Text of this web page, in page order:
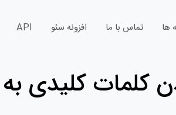
ها تماس با ما افزونه سئو API
کلمات کلیدی